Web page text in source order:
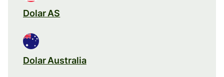
Dolar AS
Dolar Australia